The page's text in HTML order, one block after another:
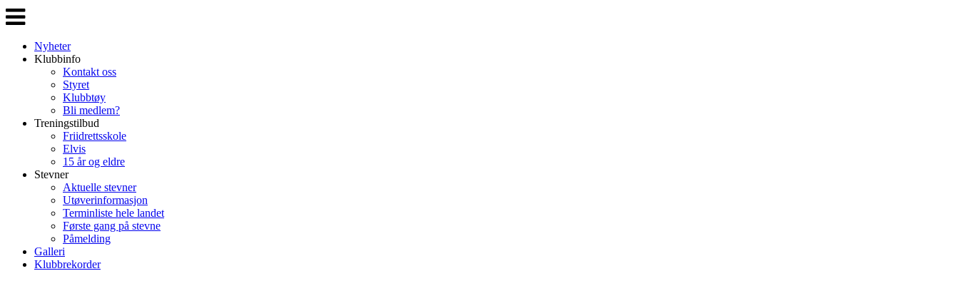
Veksle
navigasjon
Nyheter
Klubbinfo
Kontakt oss
Styret
Klubbtøy
Bli medlem?
Treningstilbud
Friidrettsskole
Elvis
15 år og eldre
Stevner
Aktuelle stevner
Utøverinformasjon
Terminliste hele landet
Første gang på stevne
Påmelding
Galleri
Klubbrekorder